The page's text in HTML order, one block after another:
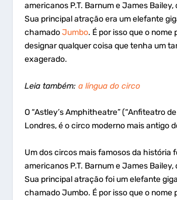
americanos P.T. Barnum e James Bailey,
Sua principal atração era um elefante
chamadoJumbo. É por isso que o nome
designar qualquer coisa que tenha um
exagerado.
Leia também: a língua do circo
O “Astley’s Amphitheatre” (“Anfiteatro
Londres, é o circo moderno mais antigo
Um dos circos mais famosos da história
americanos P.T. Barnum e James Bailey,
Sua principal atração foi um elefante
chamado Jumbo. É por isso que o nome